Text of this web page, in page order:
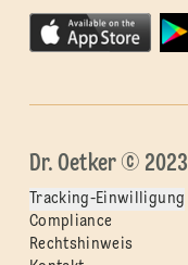
Dr. Oetker © 2023
Tracking-Einwilligung
Compliance
Rechtshinweis